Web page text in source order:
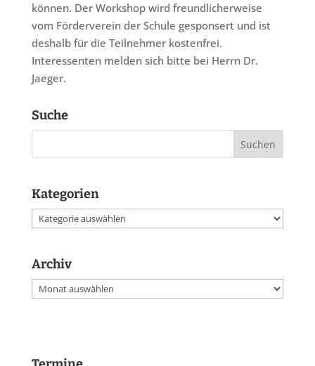
können. Der Workshop wird freundlicherweise
vom Förderverein der Schule gesponsert und ist
deshalb für die Teilnehmer kostenfrei.
Interessenten melden sich bitte bei Herrn Dr.
Jaeger.
Suche
Kategorien
Kategorien
Archiv
Archiv